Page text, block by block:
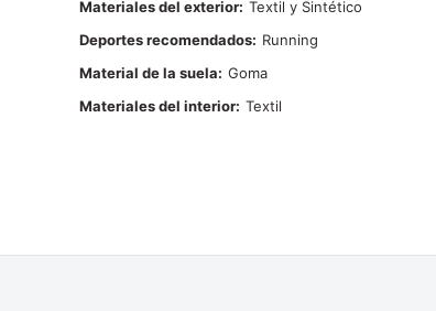
Materiales del exterior Textil y Sintético
Deportes recomendados
Running
Material de la suela
Goma
Materiales del interior Textil